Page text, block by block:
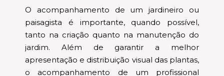
O acompanhamento de um jardineiro ou
paisagista é importante, quando possível,
tanto na criação quanto na manutenção do
jardim. Além de garantir a melhor
apresentação e distribuição visual das plantas,
o acompanhamento de um profissional